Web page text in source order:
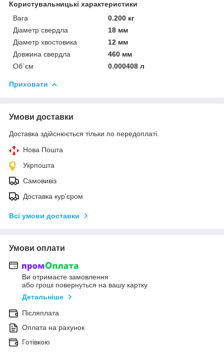
Користувальницькі характеристики
Вага
0.200 кг
Діаметр свердла
18 мм
Діаметр хвостовика
12 мм
Довжина свердла
460 мм
Об`єм
0.000408 л
Приховати
Умови доставки
Доставка здійснюється тільки по передоплаті.
Нова Пошта
Укрпошта
Самовивіз
Доставка кур'єром
Всі умови доставки
Умови оплати
Ви отримаєте замовлення
або гроші повернуться на вашу картку
Детальніше
Післяплата
Оплата на рахунок
Готівкою